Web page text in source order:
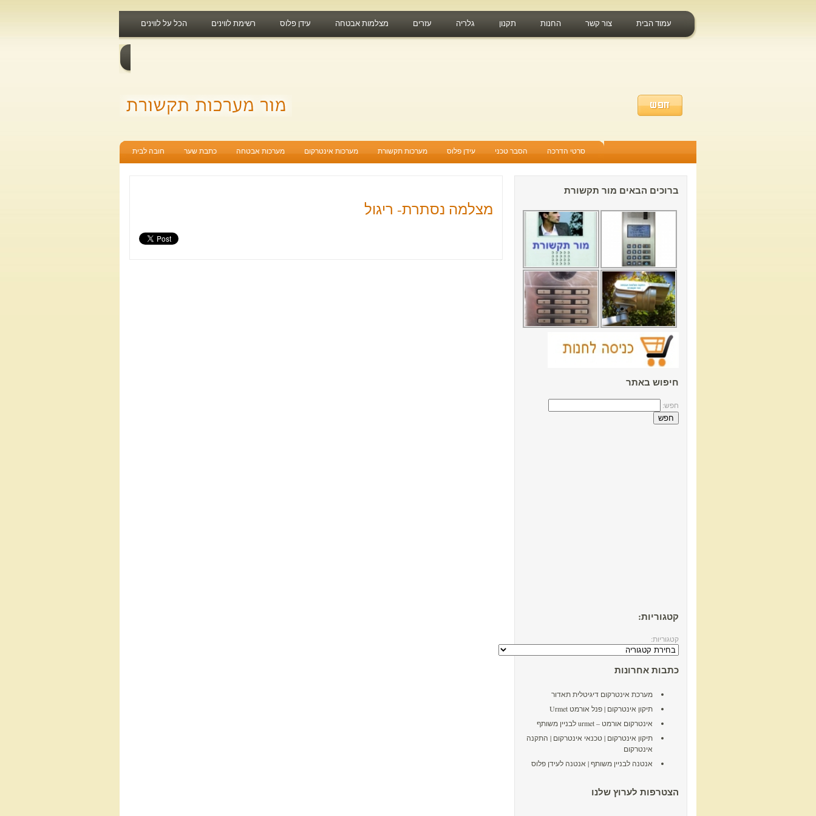
עמוד הבית צור קשר החנות תקנון גלריה עזרים מצלמות אבטחה עידן פלוס רשימת לווינים הכל על לווינים
חובה לבית כתבת שער מערכות אבטחה מערכות אינטרקום מערכות תקשורת עידן פלוס הסבר טכני סרטי הדרכה
מצלמה נסתרת- ריגול
ברוכים הבאים מור תקשורת
חיפוש באתר
חפש:
קטגוריות:
קטגוריות:
כתבות אחרונות
מערכת אינטרקום דיגיטלית תאדור
תיקון אינטרקום | פנל אורמט Urmet
אינטרקום אורמט – urmet לבניין משותף
תיקון אינטרקום | טכנאי אינטרקום | התקנה
אינטרקום
אנטנה לבניין משותף | אנטנה לעידן פלוס
הצטרפות לערוץ שלנו